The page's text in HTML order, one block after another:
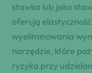
stawka lub jako
oferują
wyeliminowania
narzędzie, które
ryzyka przy